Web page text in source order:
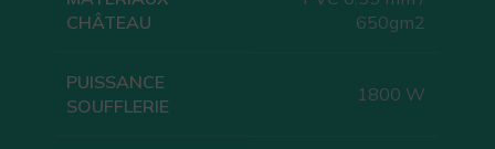
CHÂTEAU
650gm2
PUISSANCE
SOUFFLERIE
1800 W